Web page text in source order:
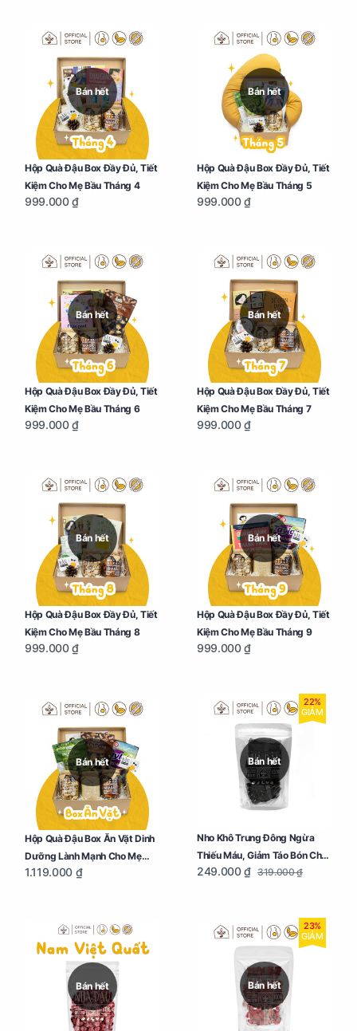
Bán hết
Hộp Quà Đậu Box Đầy Đủ, Tiết
Kiệm Cho Mẹ Bầu Tháng 4
999.000 ₫
Bán hết
Hộp Quà Đậu Box Đầy Đủ, Tiết
Kiệm Cho Mẹ Bầu Tháng 5
999.000 ₫
Bán hết
Hộp Quà Đậu Box Đầy Đủ, Tiết
Kiệm Cho Mẹ Bầu Tháng 6
999.000 ₫
Bán hết
Hộp Quà Đậu Box Đầy Đủ, Tiết
Kiệm Cho Mẹ Bầu Tháng 7
999.000 ₫
Bán hết
Hộp Quà Đậu Box Đầy Đủ, Tiết
Kiệm Cho Mẹ Bầu Tháng 8
999.000 ₫
Bán hết
Hộp Quà Đậu Box Đầy Đủ, Tiết
Kiệm Cho Mẹ Bầu Tháng 9
999.000 ₫
Bán hết
Hộp Quà Đậu Box Ăn Vặt Dinh
Dưỡng Lành Mạnh Cho Mẹ
Bầu
1.119.000 ₫
Bán hết
22%
GIẢM
Nho Khô Trung Đông Ngừa
Thiếu Máu, Giảm Táo Bón Cho
Mẹ Bầu Túi 250g
249.000 ₫ 319.000 ₫
Bán hết Bán hết
23%
GIẢM